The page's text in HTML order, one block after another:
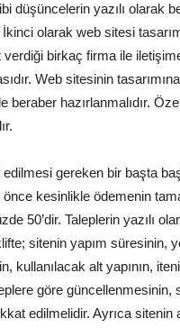
düşüncelerin yazılı
İkinci olarak web sitesi
verdiği birkaç firma ile
Web sitesinin
beraber hazırlanmalıdır.
gereken bir başta
kesinlikle ödemenin
50’dir. Taleplerin yazılı
sitenin yapım süresinin,
kullanılacak alt yapının,
göre
edilmelidir. Ayrıca sitenin